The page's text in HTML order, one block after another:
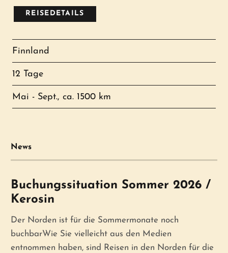
REISEDETAILS
Finnland
12 Tage
Mai - Sept., ca. 1500 km
News
Buchungssituation Sommer 2026 /
Kerosin
Der Norden ist für die Sommermonate noch
buchbarWie Sie vielleicht aus den Medien
entnommen haben, sind Reisen in den Norden für die